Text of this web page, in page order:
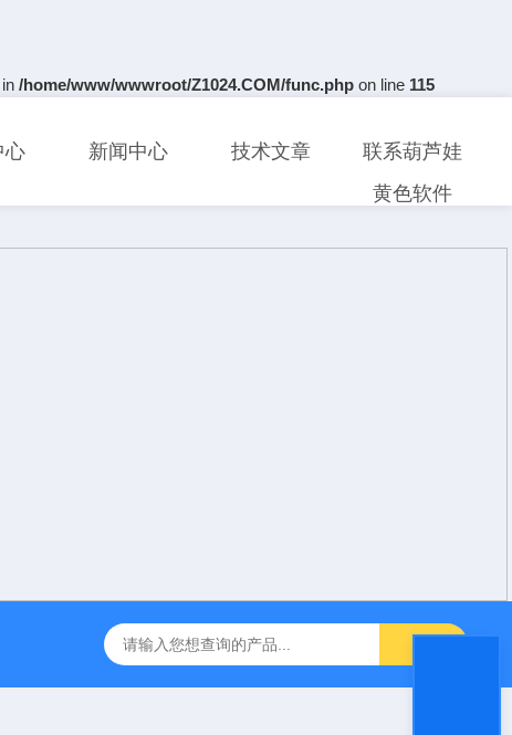
/home/www/wwwroot/Z1024.COM/func.php on line 115
心 新闻中心 技术文章
联系葫芦娃
黄色软件
碍神经和肌肉刺激理疗仪 飞利浦半自动体外除颤仪 FRX （